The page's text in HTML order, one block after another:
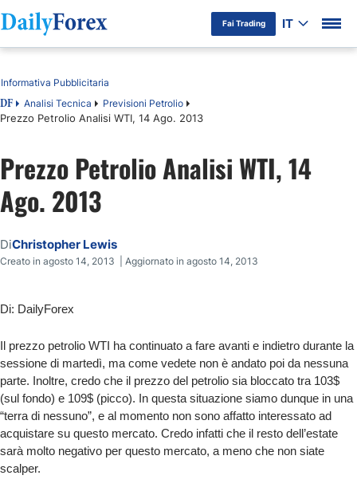
Fai Trading IT
Indice
DF Analisi Tecnica Previsioni Petrolio
Prezzo Petrolio Analisi WTI, 14 Ago. 2013
Informativa Pubblicitaria
Prezzo Petrolio Analisi WTI, 14
Ago. 2013
DiChristopher Lewis
Creato in agosto 14, 2013 | Aggiornato in agosto 14, 2013
Di: DailyForex
Il prezzo petrolio WTI ha continuato a fare avanti e indietro durante la
sessione di martedì, ma come vedete non è andato poi da nessuna
parte. Inoltre, credo che il prezzo del petrolio sia bloccato tra 103$
(sul fondo) e 109$ (picco). In questa situazione siamo dunque in una
“terra di nessuno”, e al momento non sono affatto interessato ad
acquistare su questo mercato. Credo infatti che il resto dell’estate
sarà molto negativo per questo mercato, a meno che non siate
scalper.